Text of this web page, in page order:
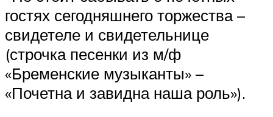
гостях сегодняшнего торжества –
свидетеле и свидетельнице
(строчка песенки из м/ф
«Бременские музыканты» –
«Почетна и завидна наша роль»).